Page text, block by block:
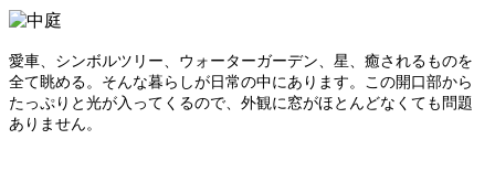
愛車、シンボルツリー、ウォーターガーデン、星、癒されるものを
全て眺める。 そんな暮らしが日常の中にあります。この開口部から
たっぷりと光が入ってくるので、外観に窓がほとんどなくても問題
ありません。